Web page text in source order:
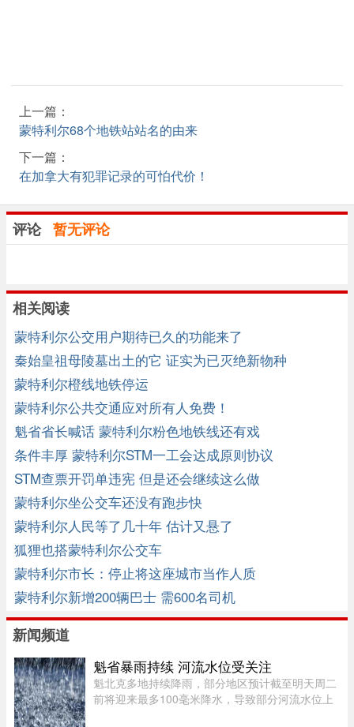
上一篇：
蒙特利尔68个地铁站站名的由来
下一篇：
在加拿大有犯罪记录的可怕代价！
评论 暂无评论
相关阅读
蒙特利尔公交用户期待已久的功能来了
秦始皇祖母陵墓出土的它 证实为已灭绝新物种
蒙特利尔橙线地铁停运
蒙特利尔公共交通应对所有人免费！
魁省省长喊话 蒙特利尔粉色地铁线还有戏
条件丰厚 蒙特利尔STM一工会达成原则协议
STM查票开罚单违宪 但是还会继续这么做
蒙特利尔坐公交车还没有跑步快
蒙特利尔人民等了几十年 估计又悬了
狐狸也搭蒙特利尔公交车
蒙特利尔市长：停止将这座城市当作人质
蒙特利尔新增200辆巴士 需600名司机
新闻频道
魁省暴雨持续 河流水位受关注
魁北克多地持续降雨，部分地区预计截至明天周二
前将迎来最多100毫米降水，导致部分河流水位上